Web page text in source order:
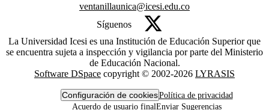
ventanillaunica@icesi.edu.co
Síguenos
La Universidad Icesi es una Institución de Educación Superior que
se encuentra sujeta a inspección y vigilancia por parte del Ministerio
de Educación Nacional.
Software DSpace copyright © 2002-2026 LYRASIS
Configuración de cookiesPolítica de privacidad
Acuerdo de usuario finalEnviar Sugerencias